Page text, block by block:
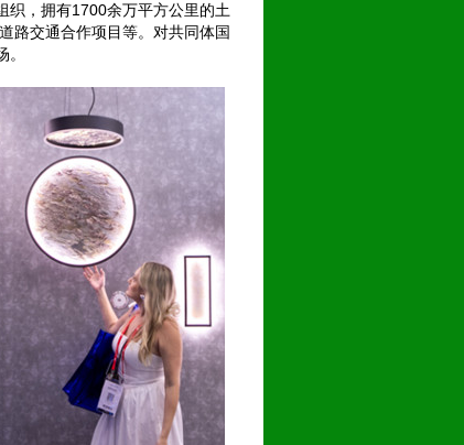
织，拥有1700余万平方公里的土
路交通合作项目等。对共同体国